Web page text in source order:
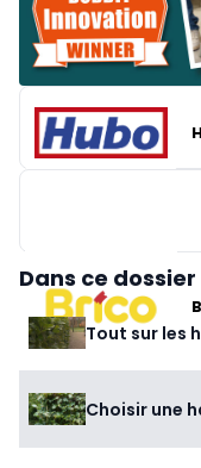
Dans ce dossier
Tout sur les
Choisir une